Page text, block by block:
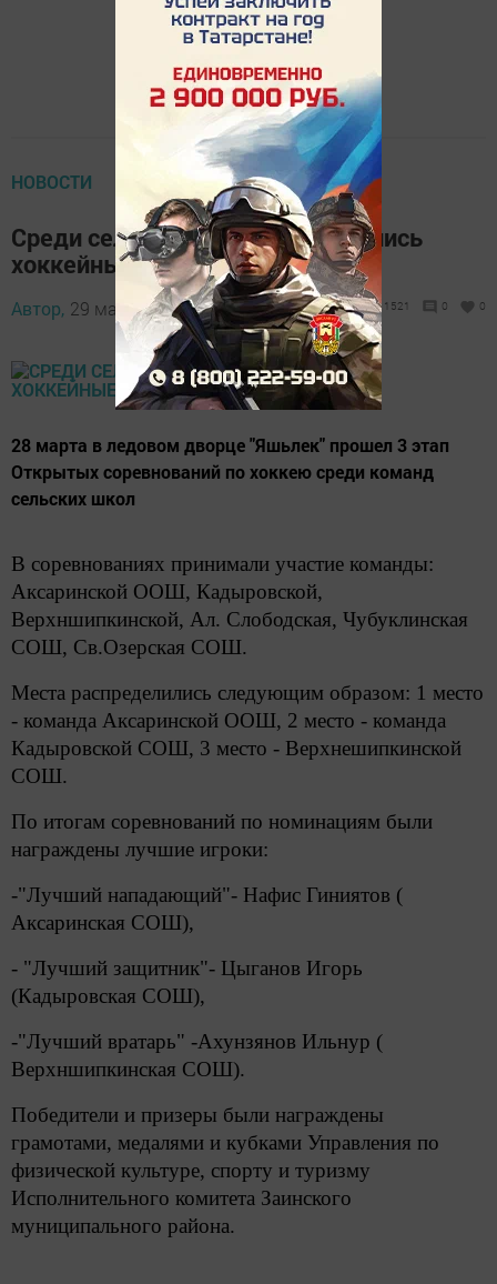
НОВОСТИ
Среди сельских школ определились
хоккейные лидеры
Автор, 29 марта 2018 - 10:26 1521 0 0
28 марта в ледовом дворце "Яшьлек" прошел 3 этап
Открытых соревнований по хоккею среди команд
сельских школ
В соревнованиях принимали участие команды:
Аксаринской ООШ, Кадыровской,
Верхншипкинской, Ал. Слободская, Чубуклинская
СОШ, Св.Озерская СОШ.
Места распределились следующим образом: 1 место
- команда Аксаринской ООШ, 2 место - команда
Кадыровской СОШ, 3 место - Верхнешипкинской
СОШ.
По итогам соревнований по номинациям были
награждены лучшие игроки:
-"Лучший нападающий"- Нафис Гиниятов (
Аксаринская СОШ),
- "Лучший защитник"- Цыганов Игорь
(Кадыровская СОШ),
-"Лучший вратарь" -Ахунзянов Ильнур (
Верхншипкинская СОШ).
Победители и призеры были награждены
грамотами, медалями и кубками Управления по
физической культуре, спорту и туризму
Исполнительного комитета Заинского
муниципального района.